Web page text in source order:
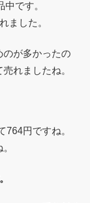
です。
ました。
のが多かったの
れましたね。
764円ですね。